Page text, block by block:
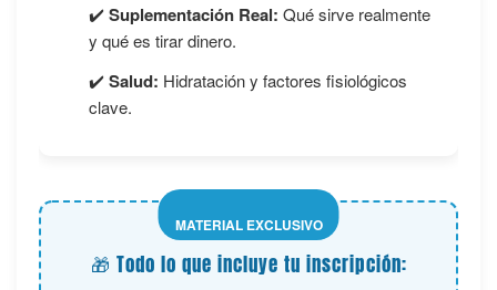
✔️Suplementación Real: Qué sirve realmente
y qué es tirar dinero.
✔️Salud: Hidratación y factores fisiológicos
clave.
MATERIAL EXCLUSIVO
🎁 Todo lo que incluye tu inscripción: